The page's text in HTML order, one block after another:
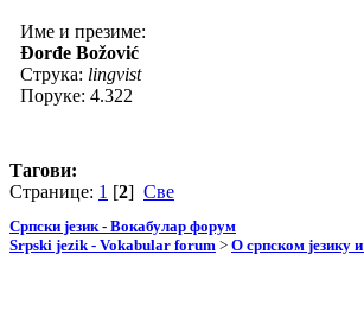
Име и презиме:
Đorđe Božović
Струка: lingvist
Поруке: 4.322
Тагови:
Странице: 1 [2] Све
Српски језик - Вокабулар форум
Srpski jezik - Vokabular forum > О српском језику